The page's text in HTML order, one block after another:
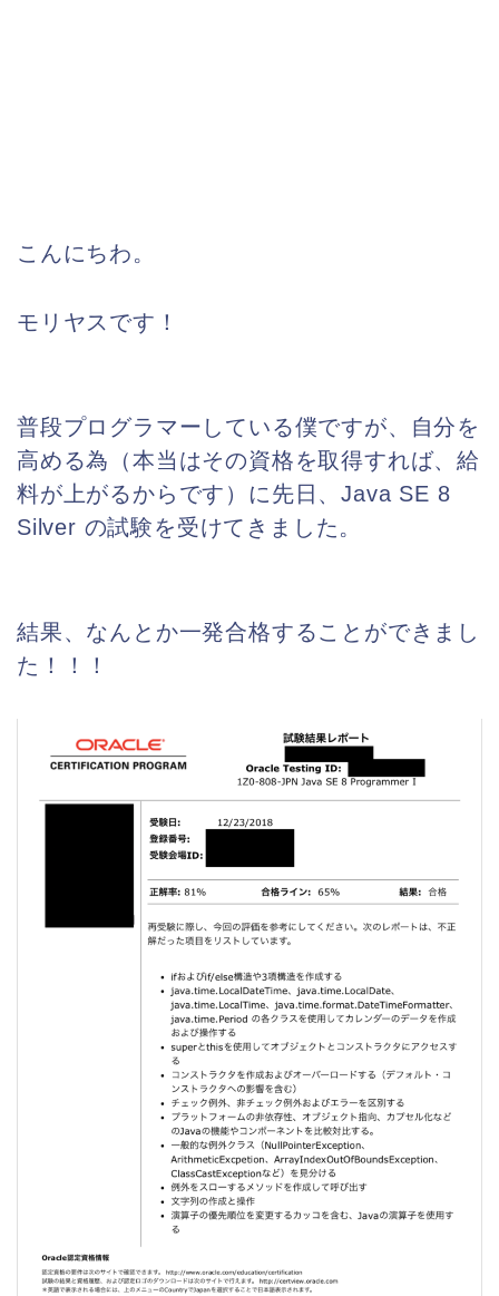
こんにちわ。
モリヤスです！
普段プログラマーしている僕ですが、自分を
高める為（本当はその資格を取得すれば、給
料が上がるからです）に先日、Java SE 8
Silver の試験を受けてきました。
結果、なんとか一発合格することができまし
た！！！